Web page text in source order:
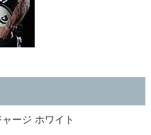
ージ ホワイト